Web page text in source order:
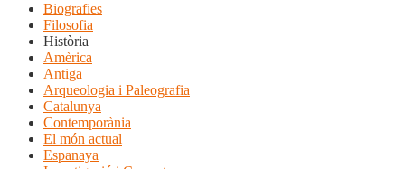
Biografies
Filosofia
Història
Amèrica
Antiga
Arqueologia i Paleografia
Catalunya
Contemporània
El món actual
Espanaya